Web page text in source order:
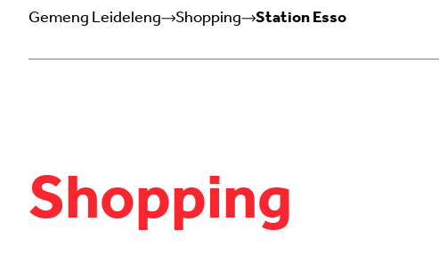
Gemeng Leideleng Shopping Station Esso
Shopping